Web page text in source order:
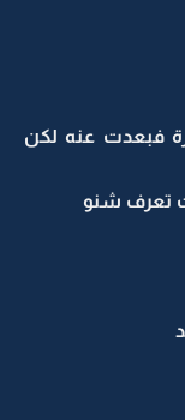
فبعدت عنه لكن
تعرف شنو